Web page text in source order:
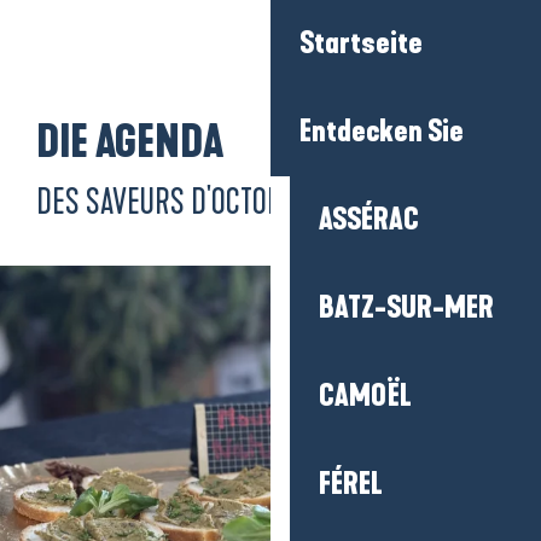
Startseite
Entdecken Sie
ASSÉRAC
BATZ-SUR-MER
CAMOËL
FÉREL
DIE AGENDA
DES SAVEURS D'OCTOBRE